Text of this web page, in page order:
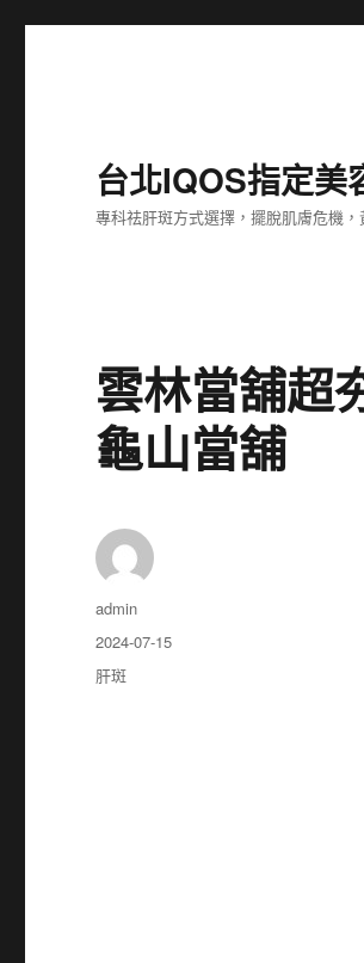
台北IQOS指定美
專科祛肝斑方式選擇，擺脫肌膚危機
雲林當舖超
龜山當舖
作
者
admin
發
佈
日
2024-07-15
分
肝斑